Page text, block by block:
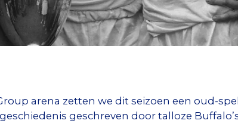
arena zetten we dit seizoen een oud-
geschreven door talloze